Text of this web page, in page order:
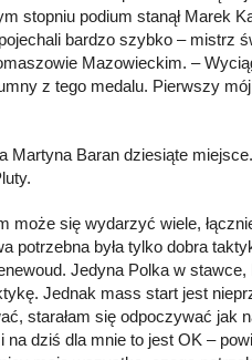
stopniu podium stanął Marek
bardzo szybko – mistrz
Mazowieckim. –
z tego medalu. Pierwszy
Martyna Baran dziesiąte
może się wydarzyć wiele,
potrzebna była tylko dobra
Jedyna Polka w
Jednak mass start jest
starałam się odpoczywać
na dziś dla mnie to jest OK –